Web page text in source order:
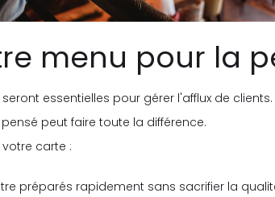
menu pour la
essentielles pour gérer l'afflux de clients.
peut faire toute la différence.
carte :
préparés rapidement sans sacrifier la